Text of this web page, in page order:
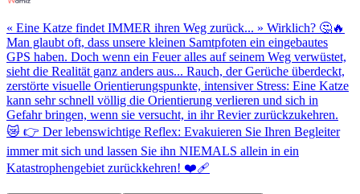
« Eine Katze findet IMMER ihren Weg zurück... » Wirklich? 🤔🔥
Man glaubt oft, dass unsere kleinen Samtpfoten ein eingebautes
GPS haben. Doch wenn ein Feuer alles auf seinem Weg verwüstet,
sieht die Realität ganz anders aus... Rauch, der Gerüche überdeckt,
zerstörte visuelle Orientierungspunkte, intensiver Stress: Eine Katze
kann sehr schnell völlig die Orientierung verlieren und sich in
Gefahr bringen, wenn sie versucht, in ihr Revier zurückzukehren.
😿 👉 Der lebenswichtige Reflex: Evakuieren Sie Ihren Begleiter
immer mit sich und lassen Sie ihn NIEMALS allein in ein
Katastrophengebiet zurückkehren! ❤️‍🩹